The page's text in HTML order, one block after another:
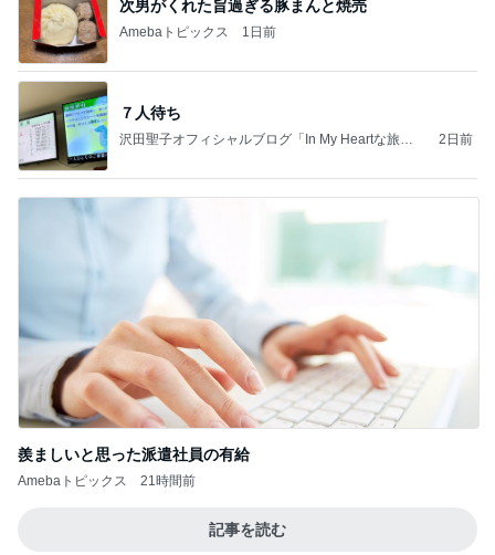
次男がくれた旨過ぎる豚まんと焼売
Amebaトピックス 1日前
７人待ち
沢田聖子オフィシャルブログ「In My Heartな旅日
2日前
羨ましいと思った派遣社員の有給
Amebaトピックス 21時間前
記事を読む